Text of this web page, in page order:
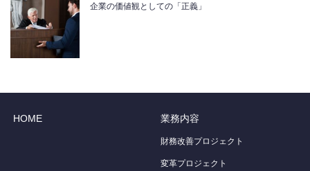
企業の価値観としての「正義」
HOME 業務内容
財務改善プロジェクト
変革プロジェクト